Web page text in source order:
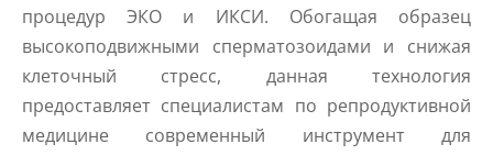
процедур ЭКО и ИКСИ. Обогащая образец
высокоподвижными сперматозоидами и снижая
клеточный стресс, данная технология
предоставляет специалистам по репродуктивной
медицине современный инструмент для